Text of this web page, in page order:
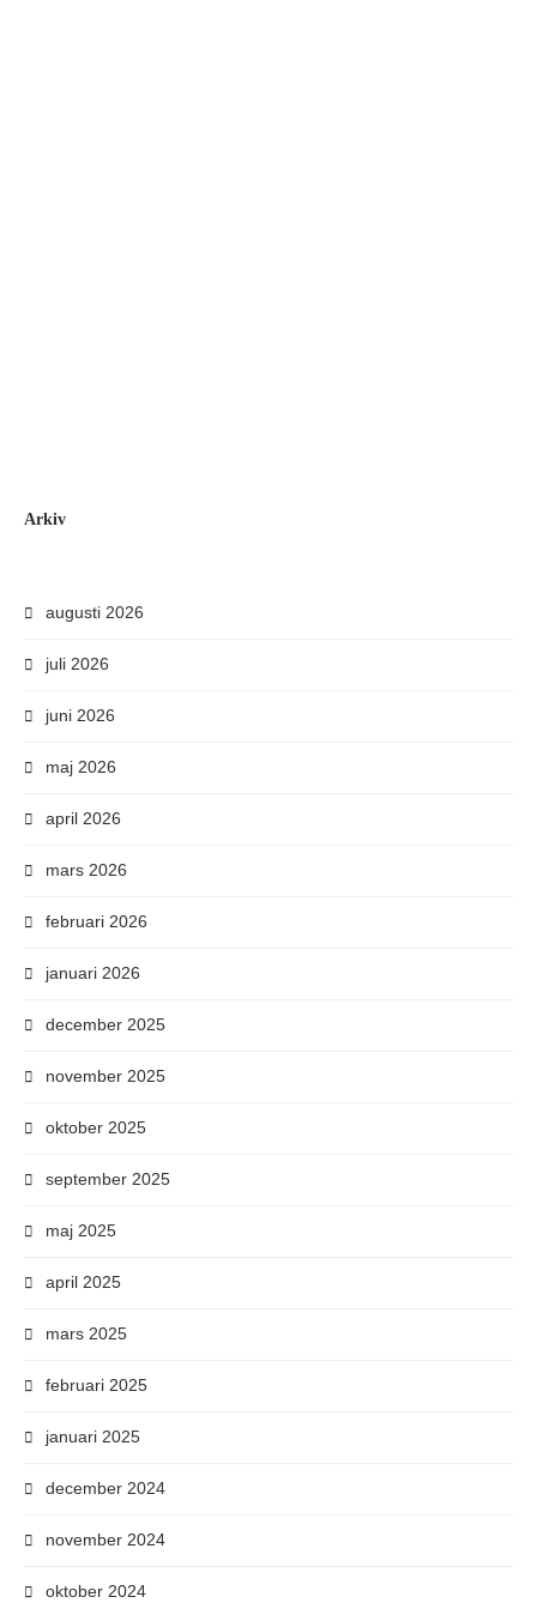
Arkiv
augusti 2026
juli 2026
juni 2026
maj 2026
april 2026
mars 2026
februari 2026
januari 2026
december 2025
november 2025
oktober 2025
september 2025
maj 2025
april 2025
mars 2025
februari 2025
januari 2025
december 2024
november 2024
oktober 2024